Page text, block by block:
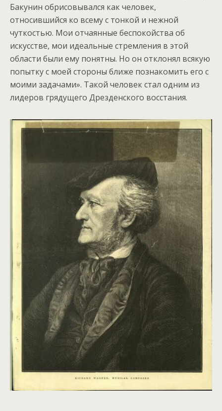
Бакунин обрисовывался как человек,
относившийся ко всему с тонкой и нежной
чуткостью. Мои отчаянные беспокойства об
искусстве, мои идеальные стремления в этой
области были ему понятны. Но он отклонял всякую
попытку с моей стороны ближе познакомить его с
моими задачами». Такой человек стал одним из
лидеров грядущего Дрезденского восстания.